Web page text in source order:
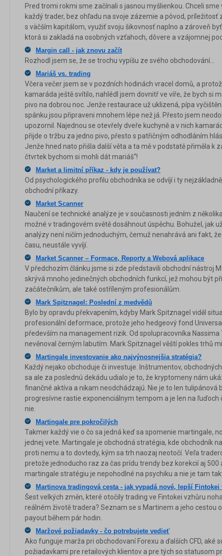
Pred tromi rokmi sme začínali s jasnou myšlienkou. Chceli
každý trader, bez ohľadu na svoje zázemie a pôvod,
s väčším kapitálom, využiť svoju šikovnosť naplno a zároveň
ktorá si zakladá na osobných vzťahoch, dôvere a vzájomnej
Margin call - jak znovu začít
Rozhodl jsem se, že se trochu vypíšu ze svého obchodování...
Mariáš vs. trading
Včera večer jsem se v pozdních hodinách vracel domů, a
kamaráda ještě svítilo, nahlédl jsem dovnitř ve víře, že bych si
pivo na dobrou noc. Jenže restaurace už uklizená, pípa
spánku jsou připraveni mnohem lépe než já. Přesto jsem
upozornil. Najednou se otevřely dveře kuchyně a v nich
přijde o tržbu za jedno pivo, přesto s patřičným odhodláním
Jenže hned nato přišla další věta a ta mě v podstatě přiměla k
čtvrtek bychom si mohli dát mariáš“!
Market a limitní příkaz - kdy je používat?
Od psychologického profilu obchodníka se odvíjí i ty
obchodní příkazy.
Market Scanner
Naučení se technické analýze je v současnosti jedním z
možné v tradingovém světě dosáhnout úspěchu. Bohužel, jak
analýzy není ničím jednoduchým, čemuž nenahrává ani fakt,
času, neustále vyvíjí.
Market Scanner – Formace, Reporty a Webová aplikace
V předchozím článku jsme si zde představili obchodní nástroj
skrývá mnoho jedinečných obchodních funkcí, jež mohou být
začátečníkům, ale také ostříleným profesionálům.
Mark Spitznagel: Poslední z medvědů
Bylo by opravdu překvapením, kdyby Mark Spitznagel viděl
profesionální deformace, protože jeho hedgeový fond
především na management rizik. Od spolupracovníka Nassima
nevěnoval černým labutím. Mark Spitznagel věští pokles trhů
Martingale investovanie ako najvýnosnejšia stratégia?
Každý nejako obchoduje či investuje. Inštrumentov,
sa ale za poslednú dekádu udialo je to, že kryptomeny nám
finančné aktíva a nikam neodchádzajú. Nie je to len tulipánová
progresívne rastie exponenciálnym tempom a je len na
nie.
Martingale pre pokročilých
Takmer každý vie o čo sa jedná keď sa spomenie martingale,
jednej vete. Martingale je obchodná stratégia, kde obchodník
proti nemu a to dovtedy, kým sa trh naozaj neotočí. Veľa
pretože jednoducho raz za čas prídu trendy bez korekcií aj 500
martingale stratégiu je nepohodlné na psychiku a nie je tam
Martinova tradingová cesta - jak vypadá nové, lepší Fintokei
Šest velkých změn, které otočily trading ve Fintokei vzhůru
reálném životě tradera? Seznam se s Martinem a jeho cestou
payout během pár hodin.
Maržové požiadavky - čo potrebujete vedieť
Ako funguje marža pri obchodovaní Forexu a ďalších CFD, aké
požiadavkami pre retailových klientov a pre tých so statusom